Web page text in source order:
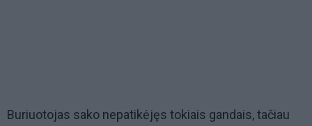
Buriuotojas sako nepatikėjęs tokiais gandais, tačiau